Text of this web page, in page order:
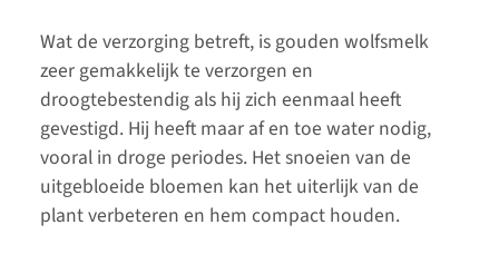
Wat de verzorging betreft, is gouden wolfsmelk
zeer gemakkelijk te verzorgen en
droogtebestendig als hij zich eenmaal heeft
gevestigd. Hij heeft maar af en toe water nodig,
vooral in droge periodes. Het snoeien van de
uitgebloeide bloemen kan het uiterlijk van de
plant verbeteren en hem compact houden.